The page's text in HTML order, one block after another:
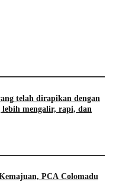
telah dirapikan dengan
mengalir, rapi, dan
PCA Colomadu